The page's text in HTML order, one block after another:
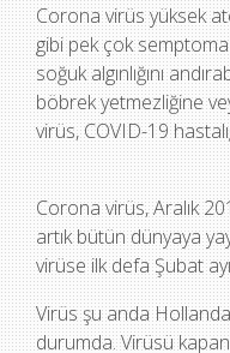
Corona virüs yüksek
gibi pek çok
soğuk algınlığını
böbrek yetmezliğine
virüs, COVID-19
Corona virüs, Aralık
artık bütün dünyaya
virüse ilk defa Şubat
Virüs şu anda
durumda. Virüsü